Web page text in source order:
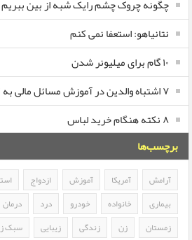
چگونه چروک چشم رایک شبه از بین ببریم
نتانیاهو: استعفا نمی کنم
۱۰ گام برای میلیونر شدن
۷ اشتباه والدین در آموزش مسائل مالی به کودکان
۸ نکته هنگام خرید لباس
برچسب‌ها
آرامش آمریکا آموزش ازدواج
بیماری
خانواده خودرو درد درمان
زمستان
زن زندگی زیبایی سبک